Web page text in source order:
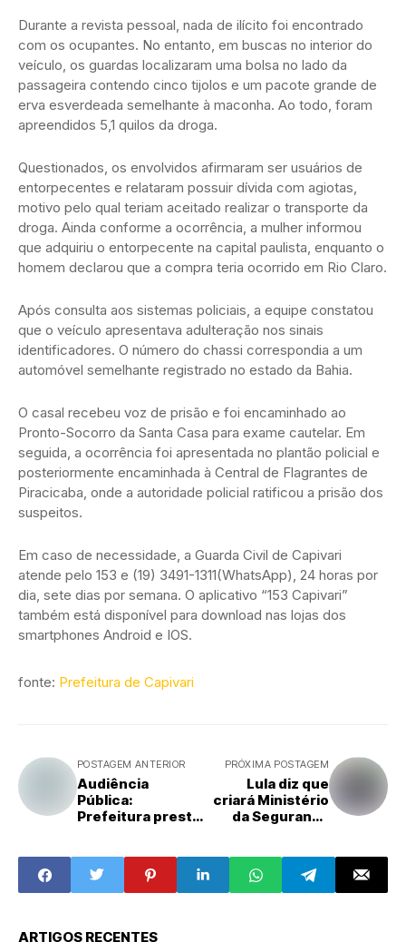
Durante a revista pessoal, nada de ilícito foi encontrado
com os ocupantes. No entanto, em buscas no interior do
veículo, os guardas localizaram uma bolsa no lado da
passageira contendo cinco tijolos e um pacote grande de
erva esverdeada semelhante à maconha. Ao todo, foram
apreendidos 5,1 quilos da droga.
Questionados, os envolvidos afirmaram ser usuários de
entorpecentes e relataram possuir dívida com agiotas,
motivo pelo qual teriam aceitado realizar o transporte da
droga. Ainda conforme a ocorrência, a mulher informou
que adquiriu o entorpecente na capital paulista, enquanto o
homem declarou que a compra teria ocorrido em Rio Claro.
Após consulta aos sistemas policiais, a equipe constatou
que o veículo apresentava adulteração nos sinais
identificadores. O número do chassi correspondia a um
automóvel semelhante registrado no estado da Bahia.
O casal recebeu voz de prisão e foi encaminhado ao
Pronto-Socorro da Santa Casa para exame cautelar. Em
seguida, a ocorrência foi apresentada no plantão policial e
posteriormente encaminhada à Central de Flagrantes de
Piracicaba, onde a autoridade policial ratificou a prisão dos
suspeitos.
Em caso de necessidade, a Guarda Civil de Capivari
atende pelo 153 e (19) 3491-1311(WhatsApp), 24 horas por
dia, sete dias por semana. O aplicativo “153 Capivari”
também está disponível para download nas lojas dos
smartphones Android e IOS.
fonte: Prefeitura de Capivari
POSTAGEM ANTERIOR
Audiência
Pública:
Prefeitura presta
PRÓXIMA POSTAGEM
Lula diz que
criará Ministério
da Segurança
ARTIGOS RECENTES